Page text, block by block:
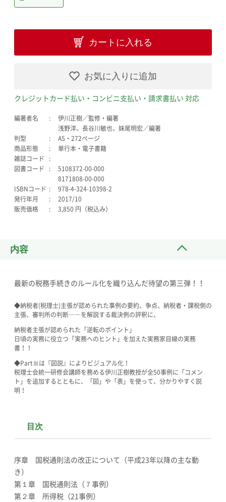
カートに入れる
お気に入りに追加
クレジットカード払い・コンビニ支払い・請求書払い 対応
編著者名
伊川正樹／監修・編著
浅野洋、長谷川敏也、妹尾明宏／編著
判型
A5・272ページ
商品形態
単行本・電子書籍
雑誌コード
図書コード
5108372-00-000
8171808-00-000
ISBNコード
978-4-324-10398-2
発行年月
2017/10
販売価格
3,850 円（税込み）
内容
最新の税務手続きのルール化を織り込んだ待望の第三弾！！
◆納税者(税理士)主張が認められた事例の要約、争点、納税者・課税側の
主張、審判所の判断――を解説する裁決例の評釈に、
納税者主張が認められた「逆転のポイント」
日頃の実務に役立つ「実務へのヒント」を加えた実務家目線の実務
書！！
◆PartⅢは『図説』によりビジュアル化！
税理士会統一研修会講師を務める伊川正樹教授が全50事例に「コメン
ト」を追加するとともに、「図」や「表」を使って、分かりやすく説
明！
目次
序章 国税通則法の改正について（平成23年以降の主な動
き）
第１章 国税通則法（７事例）
第２章 所得税（21事例）